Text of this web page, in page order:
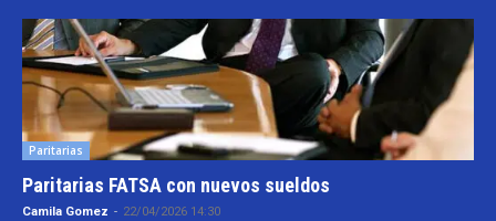
Paritarias
Paritarias FATSA con nuevos sueldos
Camila Gomez - 22/04/2026 14:30